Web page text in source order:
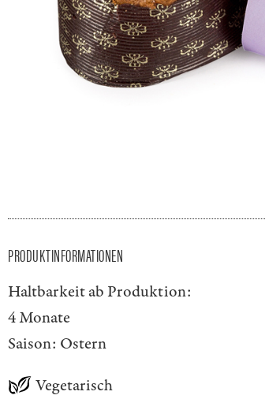
PRODUKTINFORMATIONEN
Haltbarkeit ab Produktion:
4 Monate
Saison: Ostern
Vegetarisch